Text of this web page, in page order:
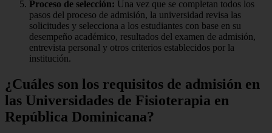
Proceso de selección: Una vez que se completan todos los
pasos del proceso de admisión, la universidad revisa las
solicitudes y selecciona a los estudiantes con base en su
desempeño académico, resultados del examen de admisión,
entrevista personal y otros criterios establecidos por la
institución.
¿Cuáles son los requisitos de admisión en
las Universidades de Fisioterapia en
República Dominicana?